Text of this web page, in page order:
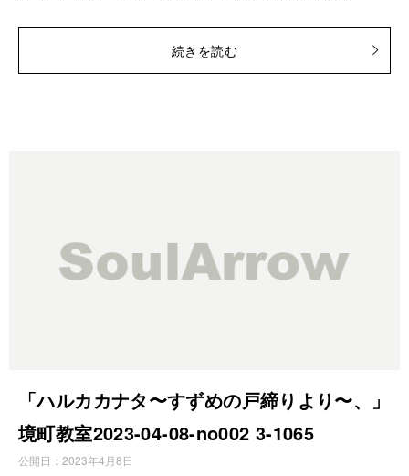
続きを読む
「ハルカカナタ〜すずめの戸締りより〜、」
境町教室2023-04-08-­no002 3-­1065
公開日： 2023年4月8日